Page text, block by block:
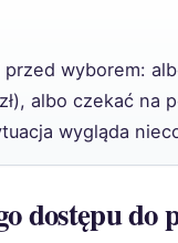
wyborem:
albo czekać
wygląda
dostępu do